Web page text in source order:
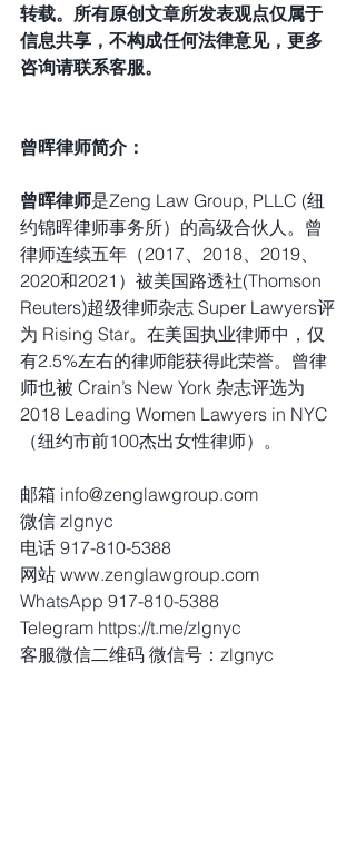
转载。所有原创文章所发表观点仅属于
信息共享，不构成任何法律意见，更多
咨询请联系客服。
曾晖律师简介：
曾晖律师是Zeng Law Group, PLLC (纽
约锦晖律师事务所）的高级合伙人。曾
律师连续五年（2017、2018、2019、
2020和2021）被美国路透社(Thomson
Reuters)超级律师杂志 Super Lawyers评
为 Rising Star。在美国执业律师中，仅
有2.5%左右的律师能获得此荣誉。曾律
师也被 Crain’s New York 杂志评选为
2018 Leading Women Lawyers in NYC
（纽约市前100杰出女性律师）。
邮箱 info@zenglawgroup.com
微信 zlgnyc
电话 917-810-5388
网站 www.zenglawgroup.com
WhatsApp 917-810-5388
Telegram https://t.me/zlgnyc
客服微信二维码 微信号：zlgnyc